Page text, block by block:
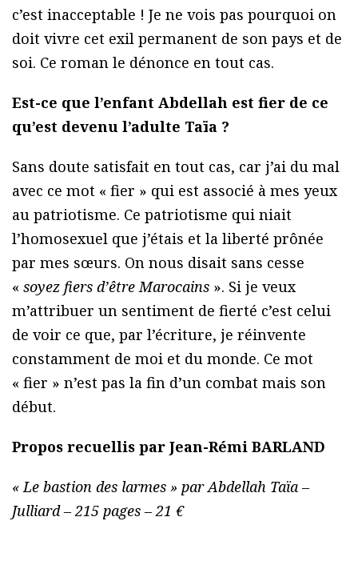
c’est inacceptable ! Je ne vois pas pourquoi on
doit vivre cet exil permanent de son pays et de
soi. Ce roman le dénonce en tout cas.
Est-ce que l’enfant Abdellah est fier de ce
qu’est devenu l’adulte Taïa ?
Sans doute satisfait en tout cas, car j’ai du mal
avec ce mot « fier » qui est associé à mes yeux
au patriotisme. Ce patriotisme qui niait
l’homosexuel que j’étais et la liberté prônée
par mes sœurs. On nous disait sans cesse
« soyez fiers d’être Marocains ». Si je veux
m’attribuer un sentiment de fierté c’est celui
de voir ce que, par l’écriture, je réinvente
constamment de moi et du monde. Ce mot
« fier » n’est pas la fin d’un combat mais son
début.
Propos recuellis par Jean-Rémi BARLAND
« Le bastion des larmes » par Abdellah Taïa –
Julliard – 215 pages – 21 €